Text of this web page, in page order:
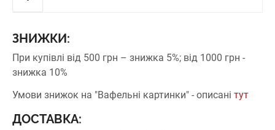
ЗНИЖКИ:
При купівлі від 500 грн – знижка 5%; від 1000 грн -
знижка 10%
Умови знижок на "Вафельні картинки" - описані тут
ДОСТАВКА: